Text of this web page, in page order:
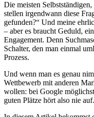
Die meisten
stellen irgendwann diese
gefunden?“ Und meine
– aber es braucht Geduld,
Engagement. Denn
Schalter, den man einmal
Prozess.
Und wenn man es genau
Wettbewerb mit anderen
wollen: bei Google
guten Plätze hört also nie auf.